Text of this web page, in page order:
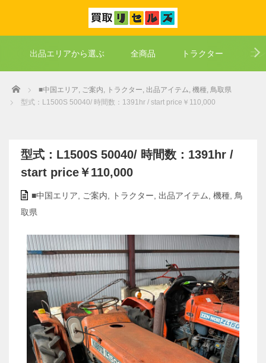
出品エリアから選ぶ 全商品 トラクター コ
Home ■中国エリア, ご案内, トラクター, 出品アイテム, 機種, 鳥取県
型式：L1500S 50040/ 時間数：1391hr / start price￥110,000
型式：L1500S 50040/ 時間数：1391hr /
start price￥110,000
■中国エリア ご案内 トラクター 出品アイテム 機種 鳥
取県